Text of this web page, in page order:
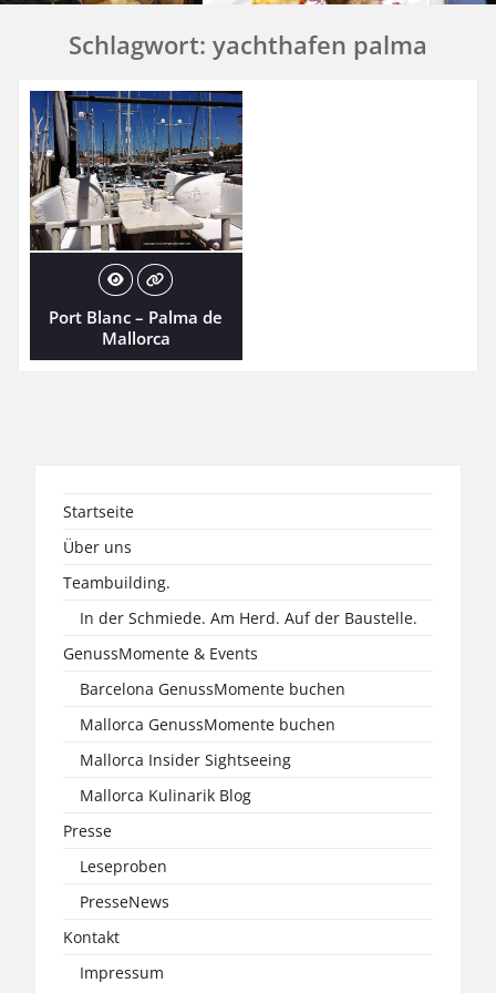
Schlagwort: yachthafen palma
Port Blanc – Palma de
Mallorca
Startseite
Über uns
Teambuilding.
In der Schmiede. Am Herd. Auf der Baustelle.
GenussMomente & Events
Barcelona GenussMomente buchen
Mallorca GenussMomente buchen
Mallorca Insider Sightseeing
Mallorca Kulinarik Blog
Presse
Leseproben
PresseNews
Kontakt
Impressum